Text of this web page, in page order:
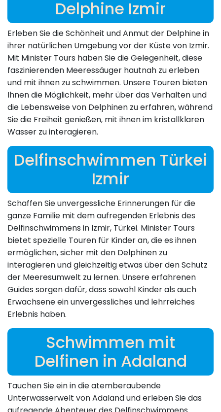
Delphine Izmir
Erleben Sie die Schönheit und Anmut der Delphine in
ihrer natürlichen Umgebung vor der Küste von Izmir.
Mit Minister Tours haben Sie die Gelegenheit, diese
faszinierenden Meeressäuger hautnah zu erleben
und mit ihnen zu schwimmen. Unsere Touren bieten
Ihnen die Möglichkeit, mehr über das Verhalten und
die Lebensweise von Delphinen zu erfahren, während
Sie die Freiheit genießen, mit ihnen im kristallklaren
Wasser zu interagieren.
Delfinschwimmen Türkei
Izmir
Schaffen Sie unvergessliche Erinnerungen für die
ganze Familie mit dem aufregenden Erlebnis des
Delfinschwimmens in Izmir, Türkei. Minister Tours
bietet spezielle Touren für Kinder an, die es ihnen
ermöglichen, sicher mit den Delphinen zu
interagieren und gleichzeitig etwas über den Schutz
der Meeresumwelt zu lernen. Unsere erfahrenen
Guides sorgen dafür, dass sowohl Kinder als auch
Erwachsene ein unvergessliches und lehrreiches
Erlebnis haben.
Schwimmen mit
Delfinen in Adaland
Tauchen Sie ein in die atemberaubende
Unterwasserwelt von Adaland und erleben Sie das